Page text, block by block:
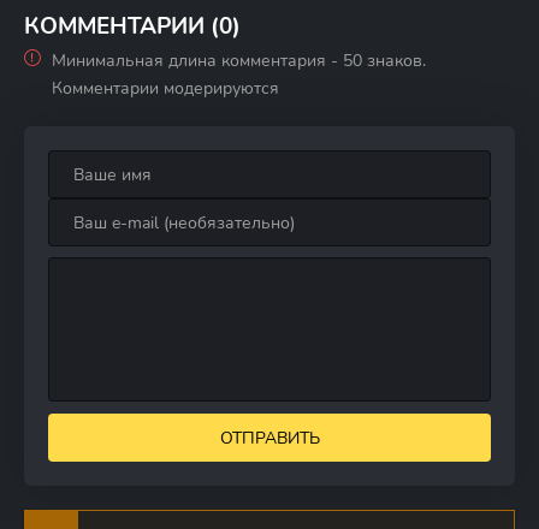
КОММЕНТАРИИ (0)
Минимальная длина комментария - 50 знаков.
Комментарии модерируются
ОТПРАВИТЬ